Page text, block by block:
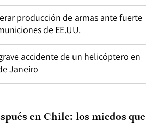
producción de armas ante fuerte
de EE.UU.
accidente de un helicóptero en
Janeiro
en Chile: los miedos que